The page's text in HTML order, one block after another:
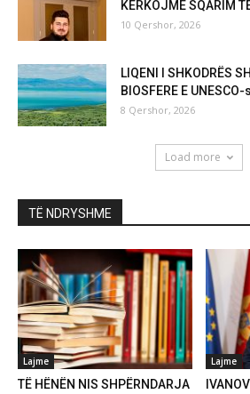
KËRKOJMË SQARIM
10 Qershor, 2026
LIQENI I SHKODRËS
BIOSFERE E UNESCO-s
8 Qershor, 2026
Load more
TË NDRYSHME
Lajme
TË HËNËN NIS SHPËRNDARJA
Lajme